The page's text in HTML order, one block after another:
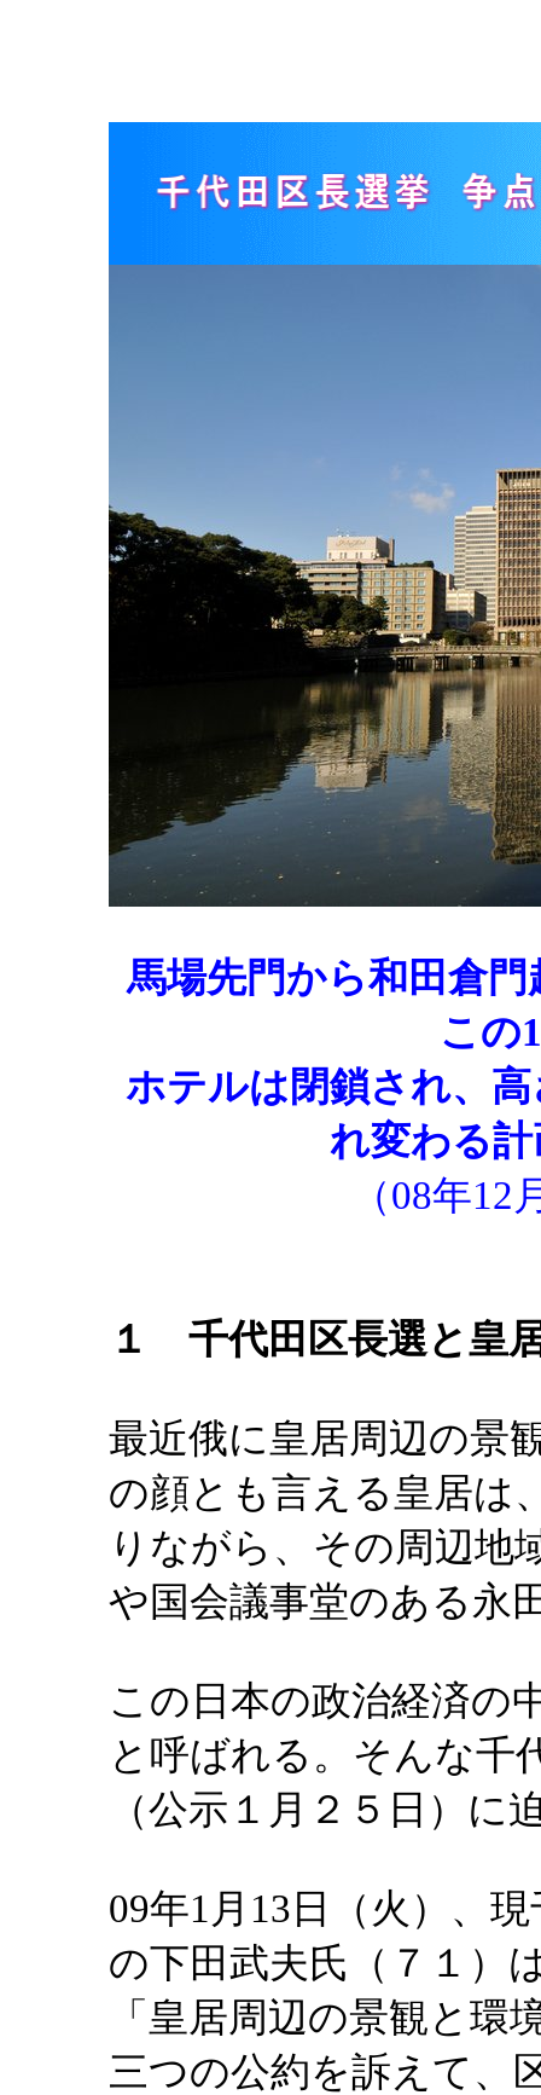
馬場先門から和田倉
この
ホテルは閉鎖され、
れ変わる
（08年
１ 千代田区長選と皇
最近俄に皇居周辺の景
の顔とも言える皇居は
りながら、その周辺地
や国会議事堂のある永
この日本の政治経済の
と呼ばれる。そんな千
（公示１月２５日）に
09年1月13日（火）、
の下田武夫氏（７１）
「皇居周辺の景観と環
三つの公約を訴えて